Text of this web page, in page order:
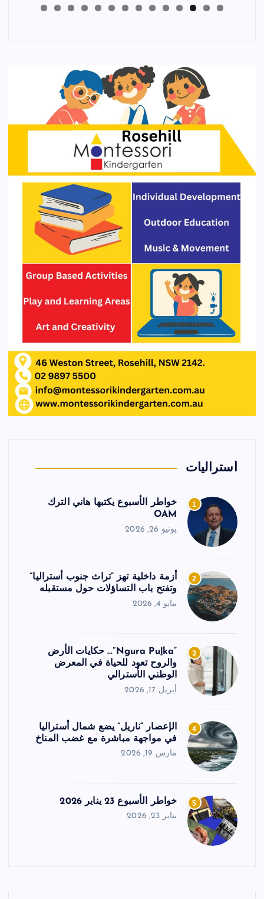
أستراليات
1
خواطر الأسبوع يكتبها هاني الترك
OAM
يونيو 26, 2026
2
أزمة داخلية تهز “تراث جنوب أستراليا”
وتفتح باب التساؤلات حول مستقبله
مايو 4, 2026
3
“Ngura Puḻka”… حكايات الأرض
والروح تعود للحياة في المعرض
الوطني الأسترالي
أبريل 17, 2026
4
الإعصار “ناريل” يضع شمال أستراليا
في مواجهة مباشرة مع غضب المناخ
مارس 19, 2026
5 خواطر الأسبوع 23 يناير 2026
يناير 23, 2026